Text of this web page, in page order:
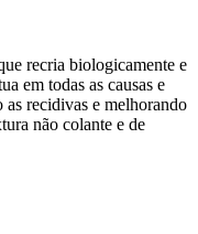
recria biologicamente e
em todas as causas e
as recidivas e melhorando
não colante e de